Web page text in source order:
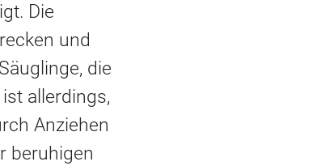
Die
und
die
allerdings,
Anziehen
beruhigen